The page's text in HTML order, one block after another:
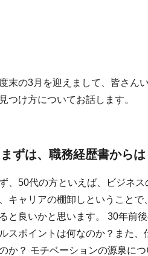
末の3月を迎えまして、皆さん
つけ方についてお話します。
まずは、職務経歴書からは
、50代の方といえば、ビジネ
キャリアの棚卸しということ
と良いかと思います。 30年前
スポイントは何なのか？また
か？ モチベーションの源泉につ